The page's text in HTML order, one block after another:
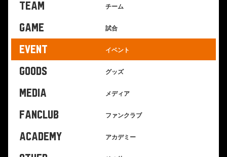
TEAM チーム
GAME 試合
EVENT イベント
GOODS グッズ
MEDIA メディア
FANCLUB ファンクラブ
ACADEMY アカデミー